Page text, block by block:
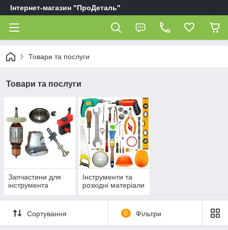
Інтернет-магазин "ПроДеталь"
Товари та послуги
Товари та послуги
Запчастини для
інструмента
Інструменти та
розхідні матеріали
Сортування 0 Фільтри